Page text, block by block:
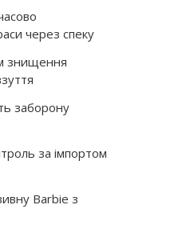
через спеку
знищення
заборону
за імпортом
Barbie з